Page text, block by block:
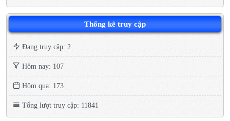
Thống kê truy cập
Đang truy cập: 2
Hôm nay: 107
Hôm qua: 173
Tổng lượt truy cập: 11841